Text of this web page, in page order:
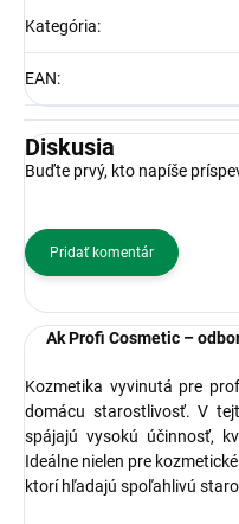
Kategória:
EAN:
Diskusia
Buďte prvý, kto napíše
Pridať komentár
Ak Profi Cosmetic –
Kozmetika vyvinutá pre
domácu starostlivosť. V
spájajú vysokú účinnosť,
Ideálne nielen pre
ktorí hľadajú spoľahlivú